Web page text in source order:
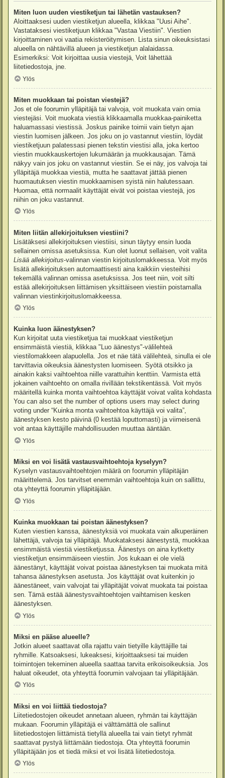
Miten luon uuden viestiketjun tai lähetän vastauksen?
Aloittaaksesi uuden viestiketjun alueella, klikkaa "Uusi Aihe".
Vastataksesi viestiketjuun klikkaa "Vastaa Viestiin". Viestien
kirjoittaminen voi vaatia rekisteröitymisen. Lista sinun oikeuksistasi
alueella on nähtävillä alueen ja viestiketjun alalaidassa.
Esimerkiksi: Voit kirjoittaa uusia viestejä, Voit lähettää
liitetiedostoja, jne.
Ylös
Miten muokkaan tai poistan viestejä?
Jos et ole foorumin ylläpitäjä tai valvoja, voit muokata vain omia
viestejäsi. Voit muokata viestiä klikkaamalla muokkaa-painiketta
haluamassasi viestissä. Joskus painike toimii vain tietyn ajan
viestin luomisen jälkeen. Jos joku on jo vastannut viestiin, löydät
viestiketjuun palatessasi pienen tekstin viestisi alla, joka kertoo
viestin muokkauskertojen lukumäärän ja muokkausajan. Tämä
näkyy vain jos joku on vastannut viestiin. Se ei näy, jos valvoja tai
ylläpitäjä muokkaa viestiä, mutta he saattavat jättää pienen
huomautuksen viestin muokkaamisen syistä niin halutessaan.
Huomaa, että normaalit käyttäjät eivät voi poistaa viestejä, jos
niihin on joku vastannut.
Ylös
Miten liitän allekirjoituksen viestiini?
Lisätäksesi allekirjoituksen viestiisi, sinun täytyy ensin luoda
sellainen omissa asetuksissa. Kun olet luonut sellaisen, voit valita
Lisää allekirjoitus-valinnan viestin kirjoituslomakkeessa. Voit myös
lisätä allekirjoituksen automaattisesti aina kaikkiin viesteihisi
tekemällä valinnan omissa asetuksissa. Jos teet niin, voit silti
estää allekirjoituksen liittämisen yksittäiseen viestiin poistamalla
valinnan viestinkirjoituslomakkeessa.
Ylös
Kuinka luon äänestyksen?
Kun kirjoitat uuta viestiketjua tai muokkaat viestiketjun
ensimmäistä viestiä, klikkaa "Luo äänestys"-välilehteä
viestilomakkeen alapuolella. Jos et näe tätä välilehteä, sinulla ei ole
tarvittavia oikeuksia äänestysten luomiseen. Syötä otsikko ja
ainakin kaksi vaihtoehtoa niille varattuihin kenttiin. Varmista että
jokainen vaihtoehto on omalla rivillään tekstikentässä. Voit myös
määritellä kuinka monta vaihtoehtoa käyttäjät voivat valita kohdasta
You can also set the number of options users may select during
voting under “Kuinka monta vaihtoehtoa käyttäjä voi valita”,
äänestyksen kesto päivinä (0 kestää loputtomasti) ja viimeisenä
voit antaa käyttäjille mahdollisuuden muuttaa ääntään.
Ylös
Miksi en voi lisätä vastausvaihtoehtoja kyselyyn?
Kyselyn vastausvaihtoehtojen määrä on foorumin ylläpitäjän
määrittelemä. Jos tarvitset enemmän vaihtoehtoja kuin on sallittu,
ota yhteyttä foorumin ylläpitäjään.
Ylös
Kuinka muokkaan tai poistan äänestyksen?
Kuten viestien kanssa, äänestyksiä voi muokata vain alkuperäinen
lähettäjä, valvoja tai ylläpitäjä. Muokataksesi äänestystä, muokkaa
ensimmäistä viestiä viestiketjussa. Äänestys on aina kytketty
viestiketjun ensimmäiseen viestiin. Jos kukaan ei ole vielä
äänestänyt, käyttäjät voivat poistaa äänestyksen tai muokata mitä
tahansa äänestyksen asetusta. Jos käyttäjät ovat kuitenkin jo
äänestäneet, vain valvojat tai ylläpitäjät voivat muokata tai poistaa
sen. Tämä estää äänestysvaihtoehtojen vaihtamisen kesken
äänestyksen.
Ylös
Miksi en pääse alueelle?
Jotkin alueet saattavat olla rajattu vain tietyille käyttäjille tai
ryhmille. Katsoaksesi, lukeaksesi, kirjoittaaksesi tai muiden
toimintojen tekeminen alueella saattaa tarvita erikoisoikeuksia. Jos
haluat oikeudet, ota yhteyttä foorumin valvojaan tai ylläpitäjään.
Ylös
Miksi en voi liittää tiedostoja?
Liitetiedostojen oikeudet annetaan alueen, ryhmän tai käyttäjän
mukaan. Foorumin ylläpitäjä ei välttämättä ole sallinut
liitetiedostojen liittämistä tietyllä alueella tai vain tietyt ryhmät
saattavat pystyä liittämään tiedostoja. Ota yhteyttä foorumin
ylläpitäjään jos et tiedä miksi et voi lisätä liitetiedostoja.
Ylös